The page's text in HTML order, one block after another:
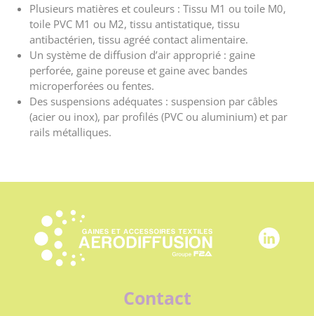
Plusieurs matières et couleurs : Tissu M1 ou toile M0,
toile PVC M1 ou M2, tissu antistatique, tissu
antibactérien, tissu agréé contact alimentaire.
Un système de diffusion d’air approprié : gaine
perforée, gaine poreuse et gaine avec bandes
microperforées ou fentes.
Des suspensions adéquates : suspension par câbles
(acier ou inox), par profilés (PVC ou aluminium) et par
rails métalliques.
Contact